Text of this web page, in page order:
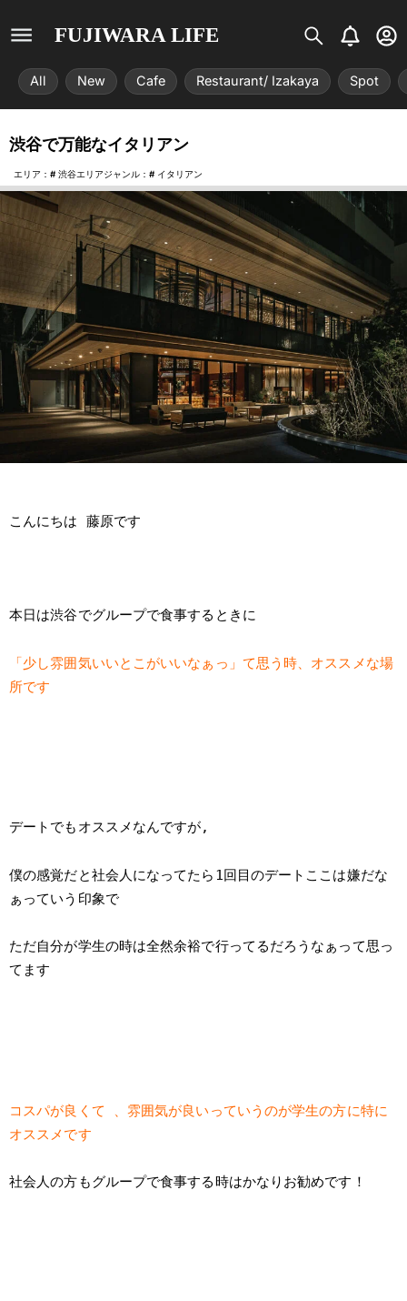
FUJIWARA LIFE
S
i
s
t
r
B
e
l
l
U
s
e
r
-
c
l
e
All New Cafe Restaurant/ Izakaya Spot
渋谷で万能なイタリアン
エリア：# 渋谷エリアジャンル：# イタリアン
こんにちは 藤原です
本日は渋谷でグループで食事するときに
「少し雰囲気いいとこがいいなぁっ」て思う時、オススメな場
所です
デートでもオススメなんですが,
僕の感覚だと社会人になってたら1回目のデートここは嫌だな
ぁっていう印象で
ただ自分が学生の時は全然余裕で行ってるだろうなぁって思っ
てます
コスパが良くて 、雰囲気が良いっていうのが学生の方に特に
オススメです
社会人の方もグループで食事する時はかなりお勧めです！